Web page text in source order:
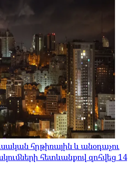
հրթիռային և անօդաչու
հետևանքով զոհվեց 14